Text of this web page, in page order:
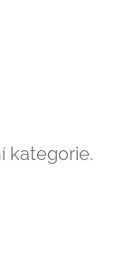
kategorie.